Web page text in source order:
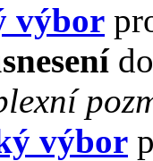
výbor
výbor